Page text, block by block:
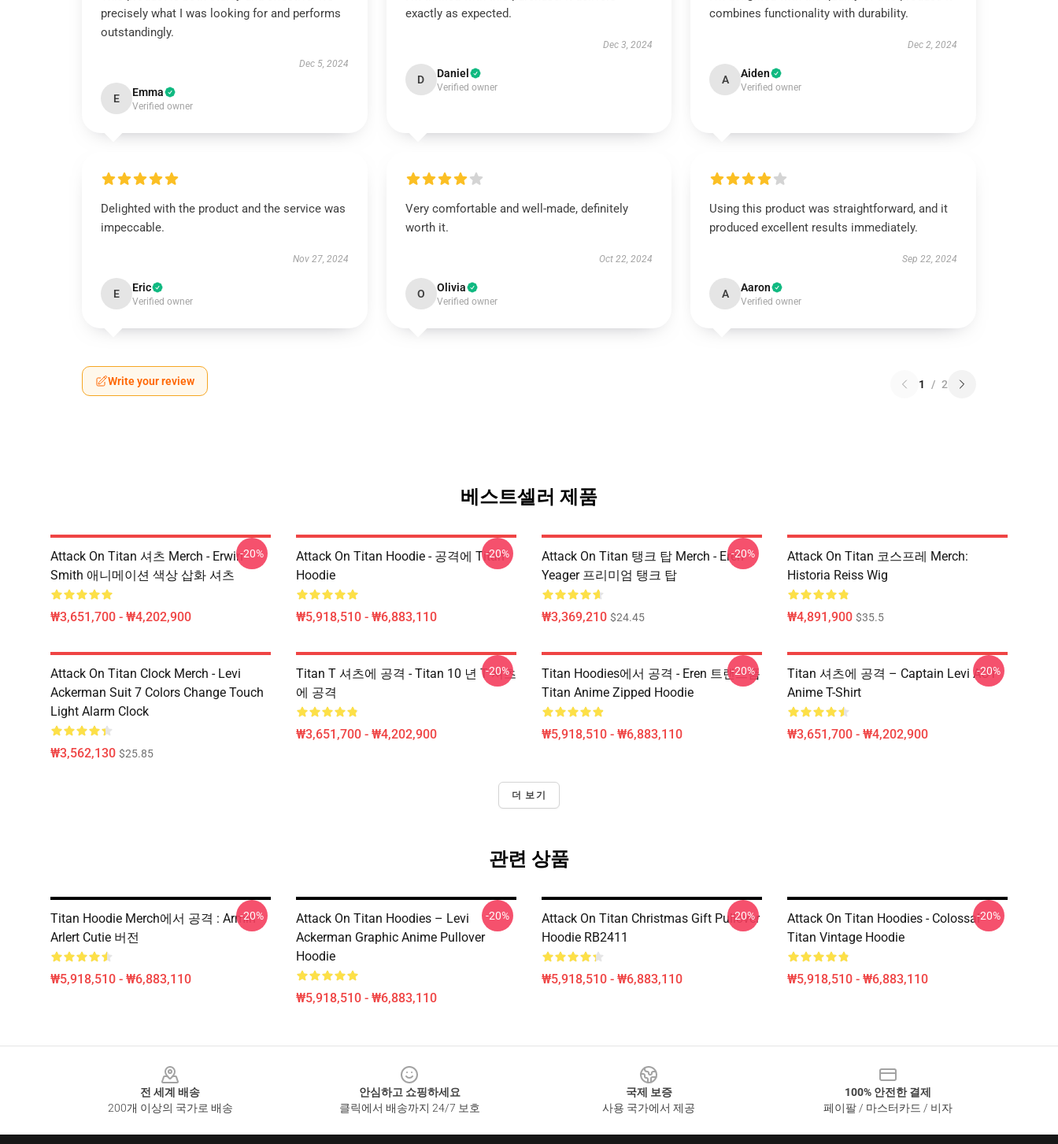
precisely what I was looking for and performs
outstandingly.
Dec 5, 2024
E Emma
Verified owner
exactly as expected.
Dec 3, 2024
D Daniel
Verified owner
combines functionality with durability.
Dec 2, 2024
A Aiden
Verified owner
Delighted with the product and the service was
impeccable.
Nov 27, 2024
E Eric
Verified owner
Very comfortable and well-made, definitely
worth it.
Oct 22, 2024
O Olivia
Verified owner
Using this product was straightforward, and it
produced excellent results immediately.
Sep 22, 2024
A Aaron
Verified owner
Write your review 1 / 2
베스트셀러 제품
Attack On Titan 셔츠 Merch - Erwin
Smith 애니메이션 색상 삽화 셔츠
₩3,651,700 - ₩4,202,900
-20%
Attack On Titan Hoodie - 공격에 Titan
Hoodie
₩5,918,510 - ₩6,883,110
-20%
Attack On Titan 탱크 탑 Merch - Eren
Yeager 프리미엄 탱크 탑
₩3,369,210 $24.45
-20%
Attack On Titan 코스프레 Merch:
Historia Reiss Wig
₩4,891,900 $35.5
Attack On Titan Clock Merch - Levi
Ackerman Suit 7 Colors Change Touch
Light Alarm Clock
₩3,562,130 $25.85
Titan T 셔츠에 공격 - Titan 10 년 T 셔츠
에 공격
₩3,651,700 - ₩4,202,900
-20%
Titan Hoodies에서 공격 - Eren 트랜스폼
Titan Anime Zipped Hoodie
₩5,918,510 - ₩6,883,110
-20%
Titan 셔츠에 공격 – Captain Levi AOT
Anime T-Shirt
₩3,651,700 - ₩4,202,900
-20%
더 보기
관련 상품
Titan Hoodie Merch에서 공격 : Armin
Arlert Cutie 버전
₩5,918,510 - ₩6,883,110
-20%
Attack On Titan Hoodies – Levi
Ackerman Graphic Anime Pullover
Hoodie
₩5,918,510 - ₩6,883,110
-20%
Attack On Titan Christmas Gift Pullover
Hoodie RB2411
₩5,918,510 - ₩6,883,110
-20%
Attack On Titan Hoodies - Colossal
Titan Vintage Hoodie
₩5,918,510 - ₩6,883,110
-20%
전 세계 배송
200개 이상의 국가로 배송
안심하고 쇼핑하세요
클릭에서 배송까지 24/7 보호
국제 보증
사용 국가에서 제공
100% 안전한 결제
페이팔 / 마스터카드 / 비자